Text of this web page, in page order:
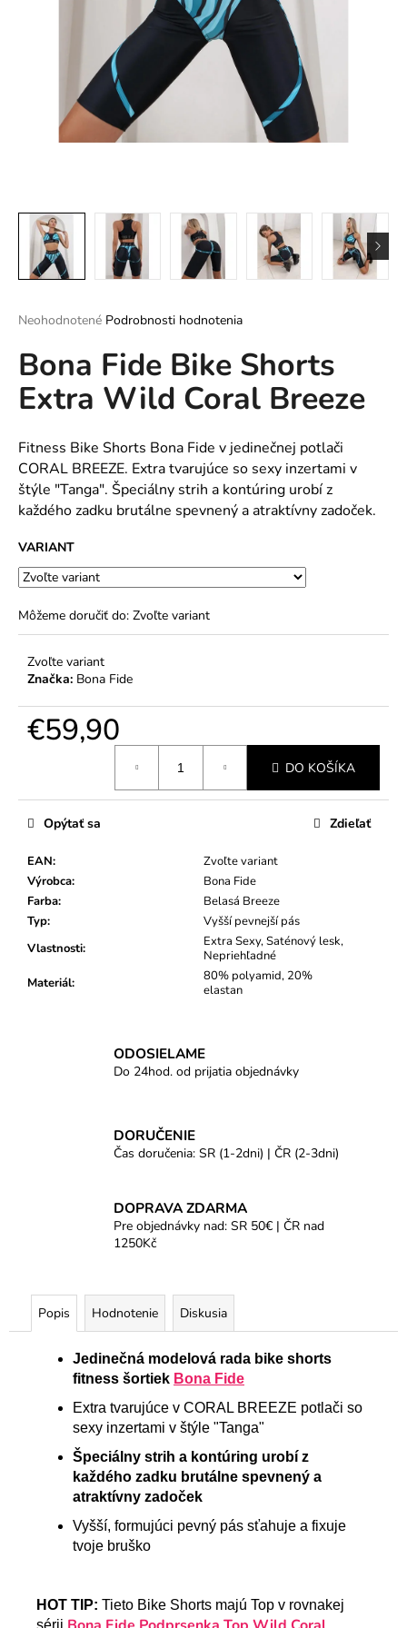
Priemerné
produktu
je
0,0
z
hviezdičiek.
Neohodnotené Podrobnosti hodnotenia
Bona Fide Bike Shorts
Extra Wild Coral Breeze
Fitness Bike Shorts Bona Fide v jedinečnej potlači
CORAL BREEZE. Extra tvarujúce so sexy inzertami v
štýle "Tanga". Špeciálny strih a kontúring urobí z
každého zadku brutálne spevnený a atraktívny zadoček.
VARIANT
Môžeme doručiť do: Zvoľte variant
Zvoľte variant
Značka: Bona Fide
€59,90
DO KOŠÍKA
EAN:
Zvoľte variant
Výrobca:
Bona Fide
Farba:
Belasá Breeze
Typ:
Vyšší pevnejší pás
Vlastnosti:
Extra Sexy, Saténový lesk,
Nepriehľadné
Materiál:
80% polyamid, 20%
elastan
Opýtať sa Zdieľať
ODOSIELAME
Do 24hod. od prijatia objednávky
DORUČENIE
Čas doručenia: SR (1-2dni) | ČR (2-3dni)
DOPRAVA ZDARMA
Pre objednávky nad: SR 50€ | ČR nad
1250Kč
Popis Hodnotenie Diskusia
Jedinečná modelová rada bike shorts
fitness šortiek Bona Fide
Extra tvarujúce v CORAL BREEZE potlači so
sexy inzertami v štýle "Tanga"
Špeciálny strih a kontúring urobí z
každého zadku brutálne spevnený a
atraktívny zadoček
Vyšší, formujúci pevný pás sťahuje a fixuje
tvoje bruško
HOT TIP: Tieto Bike Shorts majú Top v rovnakej
HĽADAŤ
d
p
o
r
ú
č
m
e